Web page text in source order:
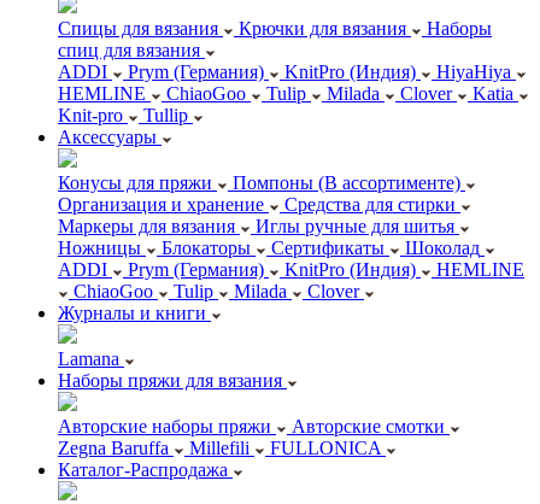
Спицы для вязания Крючки для вязания
Наборы
спиц для вязания
ADDI
Prym (Германия) KnitPro (Индия)
HiyaHiya
HEMLINE
ChiaoGoo Tulip Milada Clover
Katia
Knit-pro
Tullip
Аксессуары
Конусы для пряжи
Помпоны (В ассортименте)
Организация и хранение
Средства для стирки
Маркеры для вязания
Иглы ручные для шитья
Ножницы
Блокаторы Сертификаты
Шоколад
ADDI
Prym (Германия) KnitPro (Индия)
HEMLINE
ChiaoGoo
Tulip Milada
Clover
Журналы и книги
Lamana
Наборы пряжи для вязания
Авторские наборы пряжи
Авторские смотки
Zegna Baruffa
Millefili
FULLONICA
Каталог-Распродажа